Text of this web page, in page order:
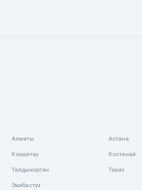
Алматы Астана
Кокшетау Костанай
Талдыкорган Тараз
Экибастуз